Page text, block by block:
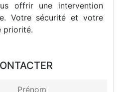
offrir une intervention
Votre sécurité et votre
priorité.